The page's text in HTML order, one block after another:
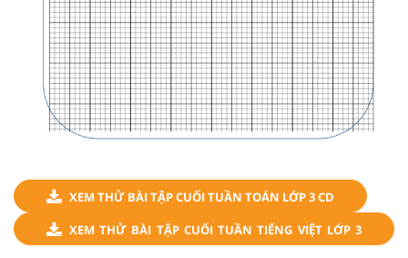
XEM THỬ BÀI TẬP CUỐI TUẦN TOÁN LỚP 3 CD
XEM THỬ BÀI TẬP CUỐI TUẦN TIẾNG VIỆT LỚP 3